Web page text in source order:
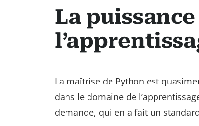
La
La maîtrise de Python est
dans le domaine de
demande, qui en a fait un